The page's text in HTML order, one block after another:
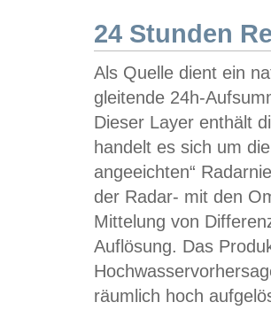
24 Stunden
Als Quelle dient ein
gleitende 24h-
Dieser Layer enthält
handelt es sich um
angeeichten“
der Radar- mit den
Mittelung von
Auflösung. Das
räumlich hoch